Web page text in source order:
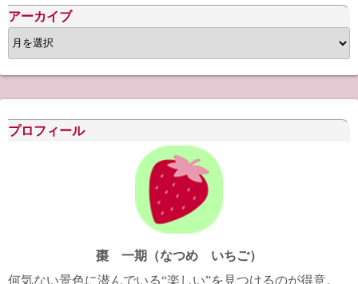
アーカイブ
ア
ー
カ
イ
ブ
プロフィール
棗 一期（なつめ いちご）
何気ない景色に潜んでいる“楽しい”を見つけるのが得意。